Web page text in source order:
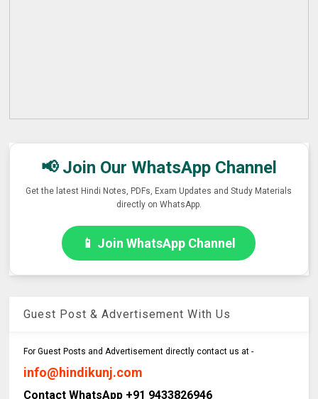
📢 Join Our WhatsApp Channel
Get the latest Hindi Notes, PDFs, Exam Updates and Study Materials
directly on WhatsApp.
📱 Join WhatsApp Channel
Guest Post & Advertisement With Us
For Guest Posts and Advertisement directly contact us at -
info@hindikunj.com
Contact WhatsApp +91 9433826946